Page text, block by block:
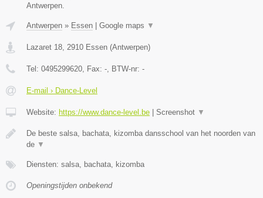
Antwerpen.
Antwerpen » Essen Google maps ▼
Lazaret 18, 2910 Essen (Antwerpen)
Tel: 0495299620, Fax: -, BTW-nr: -
E-mail › Dance-Level
Website: https://www.dance-level.be Screenshot ▼
De beste salsa, bachata, kizomba dansschool van het noorden van
de ▼
Diensten: salsa, bachata, kizomba
Openingstijden onbekend